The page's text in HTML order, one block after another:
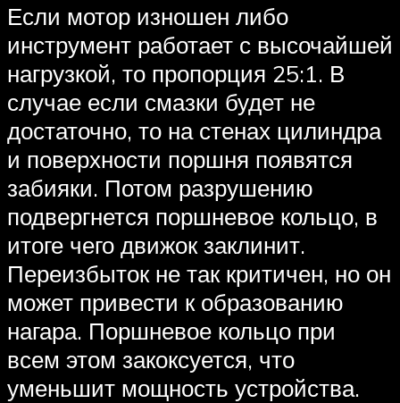
Если мотор изношен либо
инструмент работает с высочайшей
нагрузкой, то пропорция 25:1. В
случае если смазки будет не
достаточно, то на стенах цилиндра
и поверхности поршня появятся
забияки. Потом разрушению
подвергнется поршневое кольцо, в
итоге чего движок заклинит.
Переизбыток не так критичен, но он
может привести к образованию
нагара. Поршневое кольцо при
всем этом закоксуется, что
уменьшит мощность устройства.